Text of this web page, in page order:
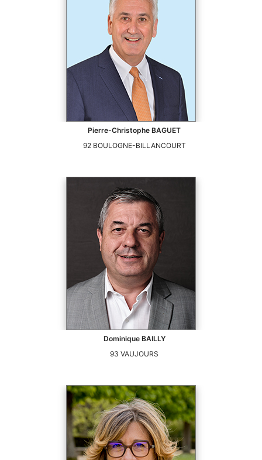
Pierre-Christophe BAGUET
92 BOULOGNE-BILLANCOURT
Dominique BAILLY
93 VAUJOURS